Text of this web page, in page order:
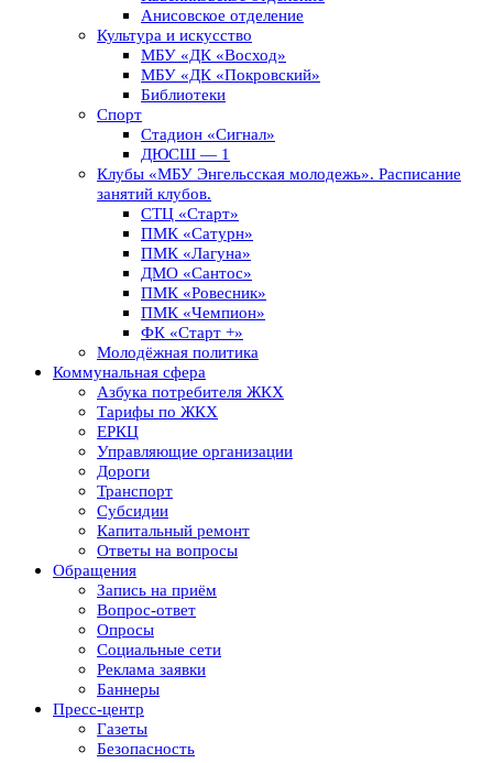
Анисовское отделение
Культура и искусство
МБУ «ДК «Восход»
МБУ «ДК «Покровский»
Библиотеки
Спорт
Стадион «Сигнал»
ДЮСШ — 1
Клубы «МБУ Энгельсская молодежь». Расписание
занятий клубов.
СТЦ «Старт»
ПМК «Сатурн»
ПМК «Лагуна»
ДМО «Сантос»
ПМК «Ровесник»
ПМК «Чемпион»
ФК «Старт +»
Молодёжная политика
Коммунальная сфера
Азбука потребителя ЖКХ
Тарифы по ЖКХ
ЕРКЦ
Управляющие организации
Дороги
Транспорт
Субсидии
Капитальный ремонт
Ответы на вопросы
Обращения
Запись на приём
Вопрос-ответ
Опросы
Социальные сети
Реклама заявки
Баннеры
Пресс-центр
Газеты
Безопасность